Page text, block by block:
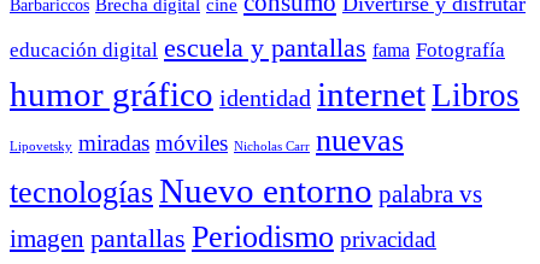
Barbariccos Brecha digital cine
educación digital escuela y pantallas fama Fotografía
humor gráfico identidad internetLibros
Lipovetsky miradas móviles Nicholas Carr nuevas
tecnologíasNuevo entorno palabra vs
imagen pantallas Periodismo privacidad